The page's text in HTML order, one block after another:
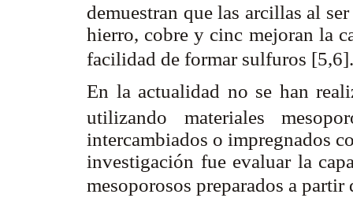
demuestran que las arcillas al
hierro, cobre y cinc mejoran la
facilidad de formar sulfuros
En la actualidad no se han
utilizando materiales
intercambiados o impregnados
investigación fue evaluar la
mesoporosos preparados a